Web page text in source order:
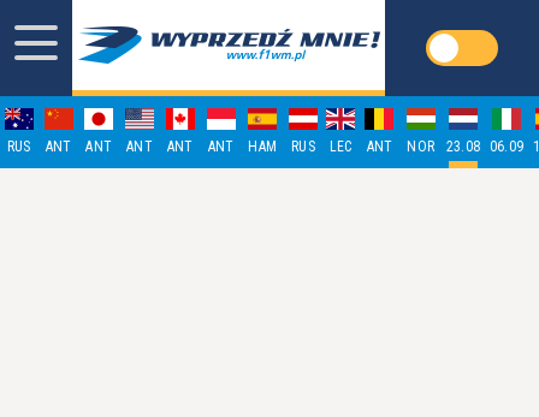
RUS ANT ANT ANT ANT ANT HAM RUS LEC ANT NOR 23.08 06.09